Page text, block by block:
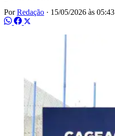
PorRedação · 15/05/2026 às 05:43